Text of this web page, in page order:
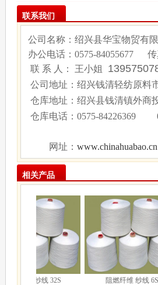
联系我们
公司名称：绍兴县华宝物贸有
办公电话：0575-84055677
联 系 人： 王小姐
公司地址：绍兴钱清轻纺原料
仓库地址：绍兴县钱清镇外商
仓库电话：0575-84226369
网址：www.chinahuabao.cn
相关产品
阻燃纤维 纱线 32S 阻燃纤维 纱线 6S